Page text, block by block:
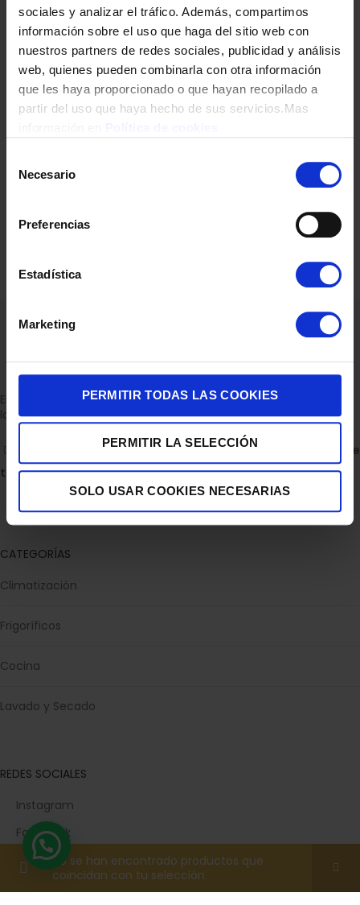
sociales y analizar el tráfico. Además, compartimos
información sobre el uso que haga del sitio web con
nuestros partners de redes sociales, publicidad y análisis
web, quienes pueden combinarla con otra información
que les haya proporcionado o que hayan recopilado a
partir del uso que haya hecho de sus servicios.Mas
Necesario
Preferencias
Estadística
Marketing
PERMITIR TODAS LAS COOKIES
PERMITIR LA SELECCIÓN
SOLO USAR COOKIES NECESARIAS
No se han encontrado productos que
coincidan con tu selección.
Empresa dedicada a la venta de accesorios para el hogar con
la experiencia de 36 años.
C/ ALBERTO GRAY PEINADO 11 BAJO 30850, TOTANA.
Descubre
todas nuestras tiendas
Escríbenos en WhatsApp
CATEGORÍAS
Climatización
Frigoríficos
Cocina
Lavado y Secado
REDES SOCIALES
Instagram
Facebook
TikTok